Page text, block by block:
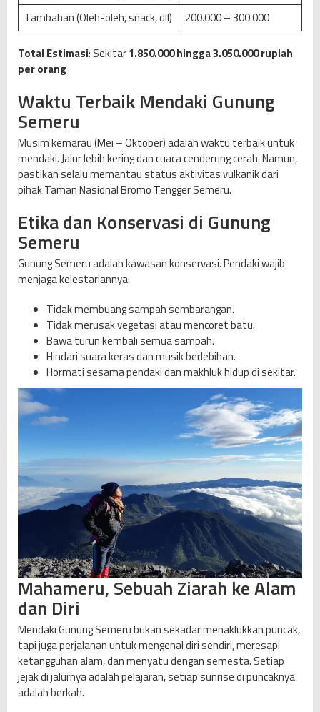
Tambahan (Oleh-oleh, snack, dll)
200.000 – 300.000
Total Estimasi: Sekitar1.850.000 hingga 3.050.000 rupiah
per orang
Waktu Terbaik Mendaki Gunung
Semeru
Musim kemarau (Mei – Oktober) adalah waktu terbaik untuk
mendaki. Jalur lebih kering dan cuaca cenderung cerah. Namun,
pastikan selalu memantau status aktivitas vulkanik dari
pihak Taman Nasional Bromo Tengger Semeru.
Etika dan Konservasi di Gunung
Semeru
Gunung Semeru adalah kawasan konservasi. Pendaki wajib
menjaga kelestariannya:
Tidak membuang sampah sembarangan.
Tidak merusak vegetasi atau mencoret batu.
Bawa turun kembali semua sampah.
Hindari suara keras dan musik berlebihan.
Hormati sesama pendaki dan makhluk hidup di sekitar.
Mahameru, Sebuah Ziarah ke Alam
dan Diri
Mendaki Gunung Semeru bukan sekadar menaklukkan puncak,
tapi juga perjalanan untuk mengenal diri sendiri, meresapi
ketangguhan alam, dan menyatu dengan semesta. Setiap
jejak di jalurnya adalah pelajaran, setiap sunrise di puncaknya
adalah berkah.